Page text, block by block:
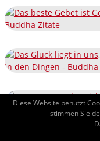
Diese Website benutzt
stimmen Sie